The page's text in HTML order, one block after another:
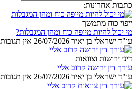
כתבות אחרונות:
ייפוי כוח מתמשך
מי יכול להיות מיופה כוח ומהן המגבלות?
עו"ד ישראלי בן יאיר 26/07/2026 אין תגובות
דיני ירושות וצוואות
עורך דין ירושה קרוב אליי
עו"ד ישראלי בן יאיר 26/07/2026 אין תגובות